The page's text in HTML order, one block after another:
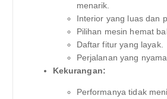
menarik.
Interior yang luas dan
Pilihan mesin hemat
Daftar fitur yang layak.
Perjalanan yang
Kekurangan:
Performanya tidak